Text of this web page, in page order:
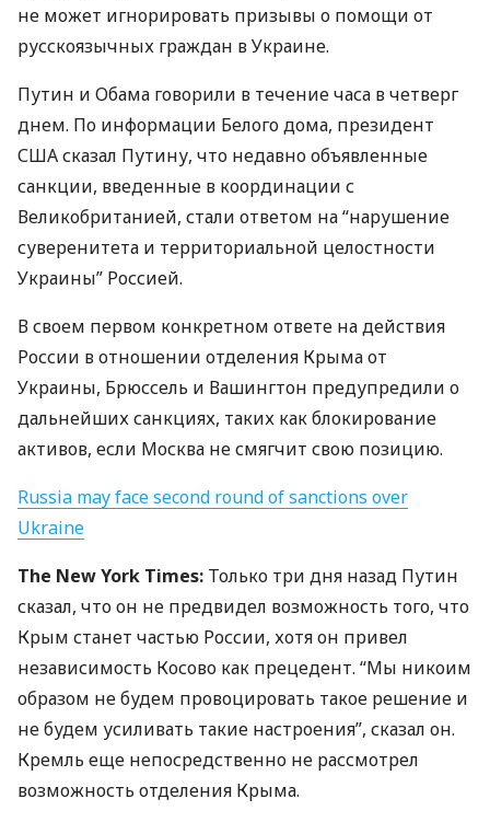
не может игнорировать призывы о помощи от
русскоязычных граждан в Украине.
Путин и Обама говорили в течение часа в четверг
днем​​. По информации Белого дома, президент
СШАсказал Путину, что недавно объявленные
санкции, введенные в координации с
Великобританией, стали ответом на “нарушение
суверенитета и территориальной целостности
Украины” Россией.
В своем первом конкретном ответе на действия
России в отношении отделения Крыма от
Украины, Брюссель и Вашингтон предупредили о
дальнейших санкциях, таких как блокирование
активов, если Москва не смягчит свою позицию.
Russia may face second round of sanctions over
Ukraine
The New York Times: Только три дня назад Путин
сказал, что он не предвидел возможность того, что
Крым станет частью России, хотя он привел
независимость Косово как прецедент. “Мы никоим
образом не будем провоцировать такое решение и
не будем усиливать такие настроения”, сказал он.
Кремль еще непосредственно не рассмотрел
возможность отделения Крыма.